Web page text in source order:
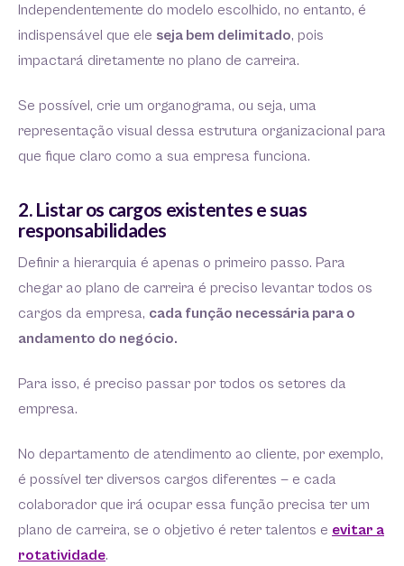
Independentemente do modelo escolhido, no entanto, é
indispensável que ele seja bem delimitado, pois
impactará diretamente no plano de carreira.
Se possível, crie um organograma, ou seja, uma
representação visual dessa estrutura organizacional para
que fique claro como a sua empresa funciona.
2. Listar os cargos existentes e suas
responsabilidades
Definir a hierarquia é apenas o primeiro passo. Para
chegar ao plano de carreira é preciso levantar todos os
cargos da empresa, cada função necessária para o
andamento do negócio.
Para isso, é preciso passar por todos os setores da
empresa.
No departamento de atendimento ao cliente, por exemplo,
é possível ter diversos cargos diferentes — e cada
colaborador que irá ocupar essa função precisa ter um
plano de carreira, se o objetivo é reter talentos e evitar a
rotatividade.